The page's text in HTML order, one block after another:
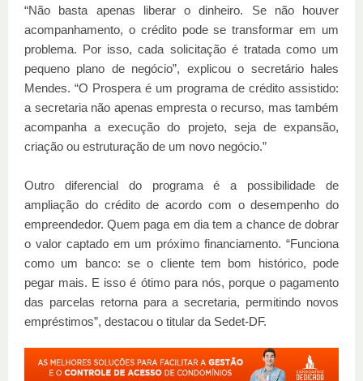
“Não basta apenas liberar o dinheiro. Se não houver
acompanhamento, o crédito pode se transformar em um
problema. Por isso, cada solicitação é tratada como um
pequeno plano de negócio”, explicou o secretário hales
Mendes. “O Prospera é um programa de crédito assistido:
a secretaria não apenas empresta o recurso, mas também
acompanha a execução do projeto, seja de expansão,
criação ou estruturação de um novo negócio.”
Outro diferencial do programa é a possibilidade de
ampliação do crédito de acordo com o desempenho do
empreendedor. Quem paga em dia tem a chance de dobrar
o valor captado em um próximo financiamento. “Funciona
como um banco: se o cliente tem bom histórico, pode
pegar mais. E isso é ótimo para nós, porque o pagamento
das parcelas retorna para a secretaria, permitindo novos
empréstimos”, destacou o titular da Sedet-DF.